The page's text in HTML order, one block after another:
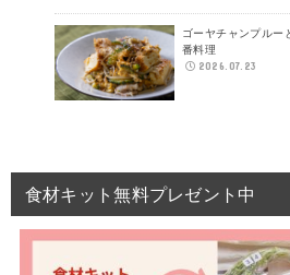
ゴーヤチャンプルー
番料理
2026.07.23
食材キット無料プレゼント中